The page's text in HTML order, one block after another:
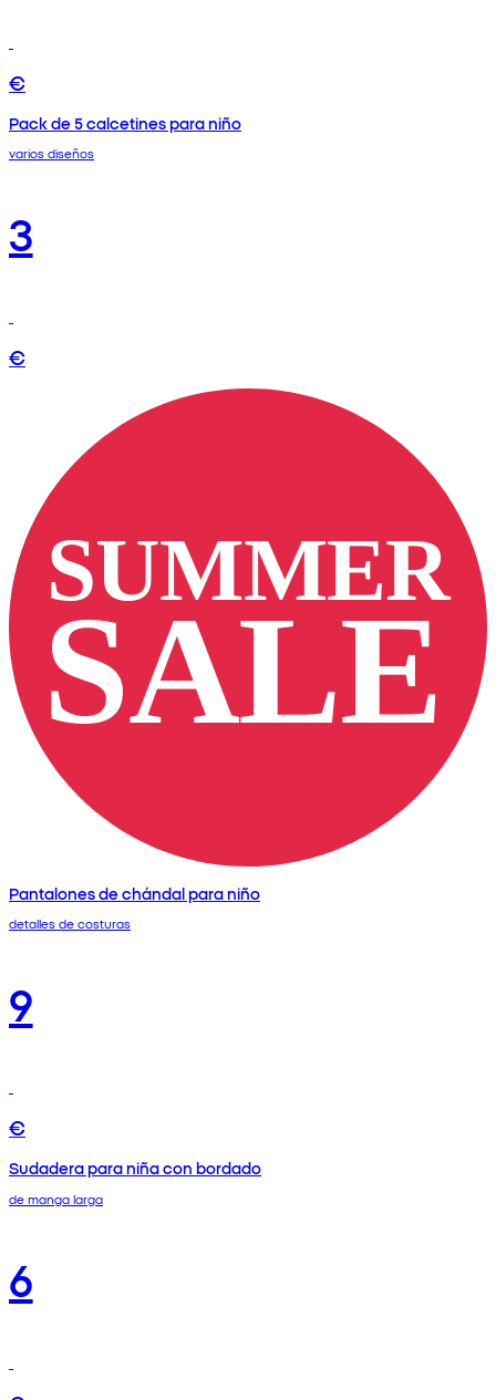
€
Pack de 5 calcetines para niño
varios diseños
3
€
Pantalones de chándal para niño
detalles de costuras
9
€
Sudadera para niña con bordado
de manga larga
6